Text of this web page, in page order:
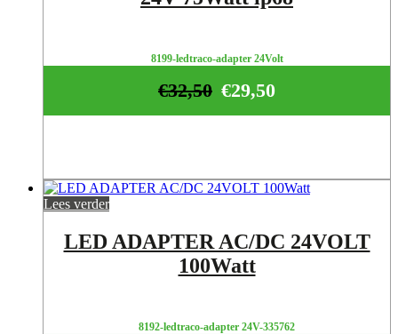
8199-ledtraco-adapter 24Volt
€29,50
€32,50
Lees verder
LED ADAPTER AC/DC 24VOLT
100Watt
8192-ledtraco-adapter 24V-335762